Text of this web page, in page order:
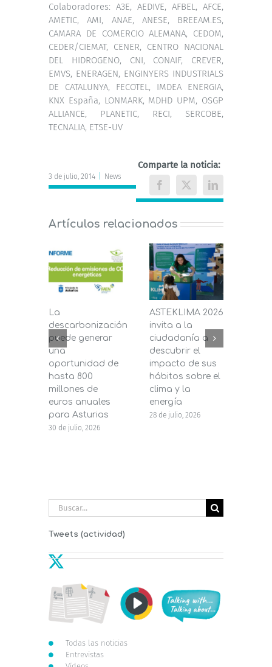
Colaboradores: A3E, AEDIVE, AFBEL, AFCE,
AMETIC, AMI, ANAE, ANESE, BREEAM.ES,
CAMARA DE COMERCIO ALEMANA, CEDOM,
CEDER/CIEMAT, CENER, CENTRO NACIONAL
DEL HIDROGENO, CNI, CONAIF, CREVER,
EMVS, ENERAGEN, ENGINYERS INDUSTRIALS
DE CATALUNYA, FECOTEL, IMDEA ENERGIA,
KNX España, LONMARK, MDHD UPM, OSGP
ALLIANCE, PLANETIC, RECI, SERCOBE,
TECNALIA, ETSE-UV
3 de julio, 2014 News
Comparte la noticia:
Facebook
X LinkedIn
Artículos relacionados
La
descarbonización
puede generar
una
oportunidad de
hasta 800
millones de
euros anuales
para Asturias
30 de julio, 2026
ASTEKLIMA 2026
invita a la
ciudadanía a
descubrir el
impacto de sus
hábitos sobre el
clima y la
energía
28 de julio, 2026
Buscar:
Tweets (actividad)
Todas las noticias
Entrevistas